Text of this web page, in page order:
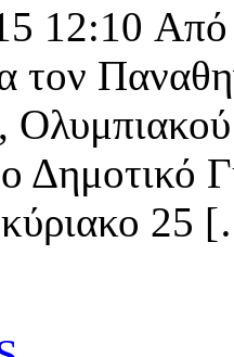
12:10 Από
τον
Δημοτικό
25